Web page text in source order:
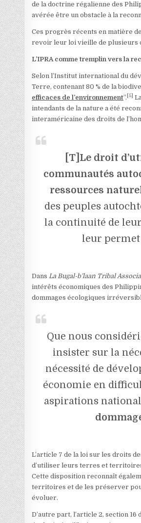
de la doctrine régalienne des
avérée être un obstacle à la
Ces progrès récents en matière
revoir leur loi vieille de plusieurs
L’IPRA comme tremplin vers la
Selon l’Institut international du
Terre, contenant 80 % de la
efficaces de l’environnement”.[5]
intendants de la nature a été
interaméricaine des droits de
[T]Le droit
communautés
ressources
des peuples
la continuité de
leur
DansLa Bugal-b’laan Tribal
intérêts économiques des
dommages écologiques
Que nous
insister sur la
nécessité de
économie en
aspirations
L’article 7 de la loi sur les droits
d’utiliser leurs terres et
Cette disposition reconnaît
territoires et de les préserver
évoluer.
D’autre part, l’article 2, section